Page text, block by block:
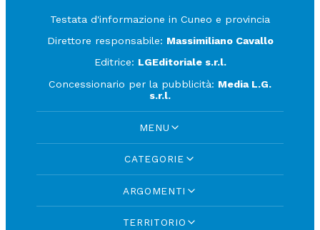
Testata d'informazione in Cuneo e provincia
Direttore responsabile: Massimiliano Cavallo
Editrice: LGEditoriale s.r.l.
Concessionario per la pubblicità: Media L.G.
s.r.l.
MENU
CATEGORIE
ARGOMENTI
TERRITORIO